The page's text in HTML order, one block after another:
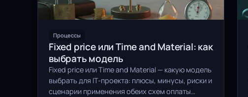
Процессы
Fixed price или Time and Material: как
выбрать модель
Fixed price или Time and Material — какую модель
выбрать для IT-проекта: плюсы, минусы, риски и
сценарии применения обеих схем оплаты